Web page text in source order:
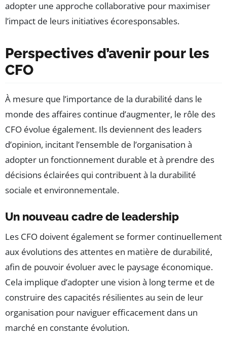
adopter une approche collaborative pour maximiser
l’impact de leurs initiatives écoresponsables.
Perspectives d’avenir pour les
CFO
À mesure que l’importance de la durabilité dans le
monde des affaires continue d’augmenter, le rôle des
CFO évolue également. Ils deviennent des leaders
d’opinion, incitant l’ensemble de l’organisation à
adopter un fonctionnement durable et à prendre des
décisions éclairées qui contribuent à la durabilité
sociale et environnementale.
Un nouveau cadre de leadership
Les CFO doivent également se former continuellement
aux évolutions des attentes en matière de durabilité,
afin de pouvoir évoluer avec le paysage économique.
Cela implique d’adopter une vision à long terme et de
construire des capacités résilientes au sein de leur
organisation pour naviguer efficacement dans un
marché en constante évolution.